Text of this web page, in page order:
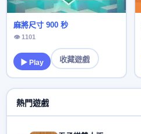
麻將尺寸 900 秒
👁 1101
▶ Play 收藏遊戲
熱門遊戲